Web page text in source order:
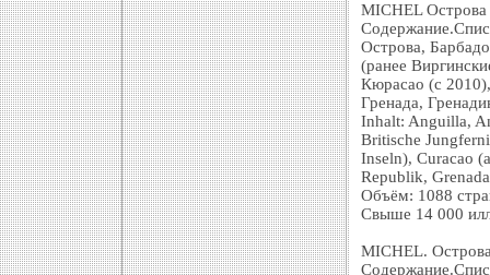
MICHEL Острова
Острова,
(ранее
Кюрасао (с
Гренада,
Inhalt: Anguilla,
Britische
Inseln), Curacao
Republik,
Объём: 1088
Свыше 14 000
MICHEL.